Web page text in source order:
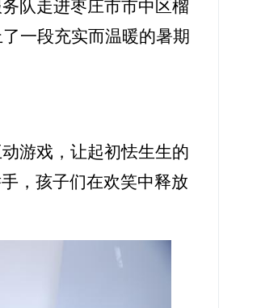
队走进枣庄市市中区榴
一段充实而温暖的暑期
游戏，让起初怯生生的
，孩子们在欢笑中释放